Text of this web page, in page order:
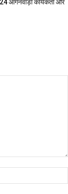
कार्यकर्ता और